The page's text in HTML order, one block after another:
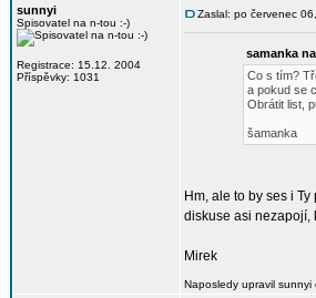
sunnyi
Spisovatel na n-tou :-)
Registrace: 15.12. 2004
Příspěvky: 1031
Zaslal: po červenec
samanka
Co s tím?
a pokud se
Obrátit list,
šamanka
Hm, ale to by ses i
diskuse asi nezapojí,
Mirek
Naposledy upravil